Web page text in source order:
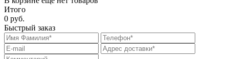
Итого
0 руб.
Быстрый заказ